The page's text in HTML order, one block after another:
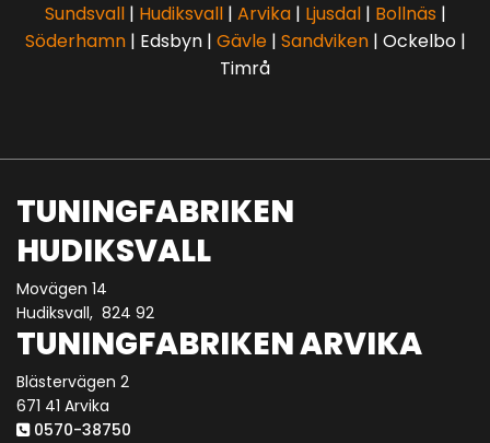
Sundsvall | Hudiksvall | Arvika | Ljusdal | Bollnäs |
Söderhamn| Edsbyn | Gävle| Sandviken| Ockelbo |
Timrå
TUNINGFABRIKEN
HUDIKSVALL
Movägen 14
Hudiksvall, 824 92
TUNINGFABRIKEN ARVIKA
Blästervägen 2
671 41 Arvika
0570-38750